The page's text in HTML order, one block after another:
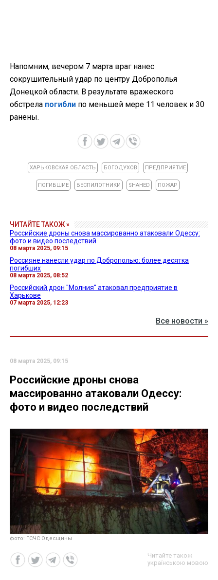
Напомним, вечером 7 марта враг нанес
сокрушительный удар по центру Доброполья
Донецкой области. В результате вражеского
обстрела погибли по меньшей мере 11 человек и 30
ранены.
ХАРЬКОВСКАЯ ОБЛАСТЬ БОГОДУХОВ ПРЕДПРИЯТИЕ
ПОГИБШИЕ БЕСПИЛОТНИКИ SHAHED ПОЖАР
ЧИТАЙТЕ ТАКОЖ »
Российские дроны снова массированно атаковали Одессу:
фото и видео последствий
08 марта 2025, 09:15
Россияне нанесли удар по Доброполью: более десятка
погибших
08 марта 2025, 08:52
Российский дрон "Молния" атаковал предприятие в
Харькове
07 марта 2025, 12:23
Все новости »
08 марта 2025, 09:15
Российские дроны снова
массированно атаковали Одессу:
фото и видео последствий
фото: ГСЧС Одесщины
Читайте також
українською мовою